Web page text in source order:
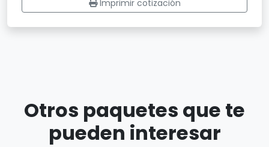
Imprimir cotización
Otros paquetes que te
pueden interesar